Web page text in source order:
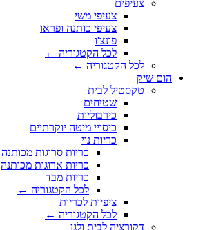
צעיפים
צעיפי משי
צעיפי כותנה ופראו
פונצ'ו
לכל הקטגוריה ←
לכל הקטגוריה ←
הום שיק
טקסטיל לבית
שטיחים
כירבוליות
כיסויי מיטה יוקרתיים
כריות נוי
כריות סרוגות מכותנה
כריות ארוגות מכותנה
כריות מבד
לכל הקטגוריה ←
ציפיות לכריות
לכל הקטגוריה ←
דקורציה לבית ולגן